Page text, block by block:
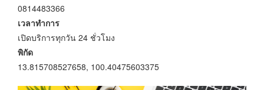
0814483366
เวลาทำการ
เปิดบริการทุกวัน 24 ชั่วโมง
พิกัด
13.815708527658, 100.40475603375